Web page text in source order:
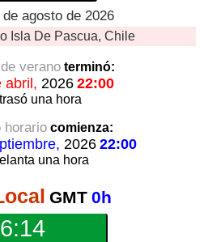
agosto de 2026
Isla De Pascua, Chile
verano terminó:
abril, 2026 22:00
una hora
horariocomienza:
2026 22:00
una hora
GMT 0h